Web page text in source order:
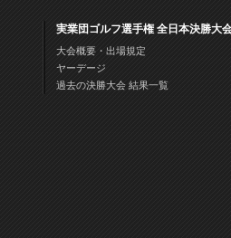
実業団ゴルフ選手権 全日本決勝大
大会概要・出場規定
ヤーデージ
過去の決勝大会 結果一覧